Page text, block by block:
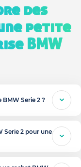
des
petite
BMW
Serie 2 ?
Serie 2 pour une